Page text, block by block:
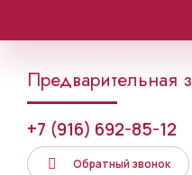
Предварительная
+7 (916) 692-85-12
Обратный звонок